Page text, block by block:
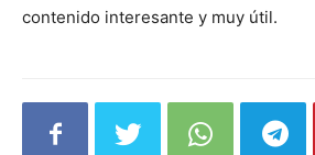
contenido interesante y muy útil.